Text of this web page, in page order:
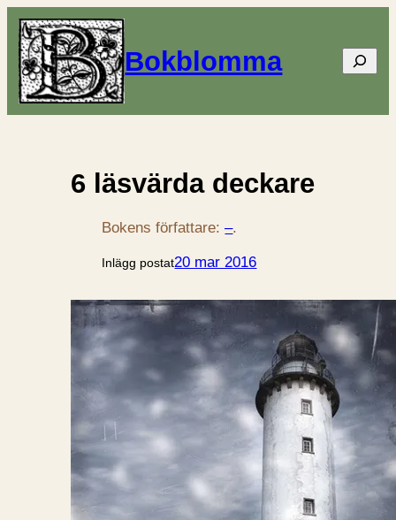
Bokblomma Sök
6 läsvärda deckare
Bokens författare:–.
Inlägg postat20 mar 2016